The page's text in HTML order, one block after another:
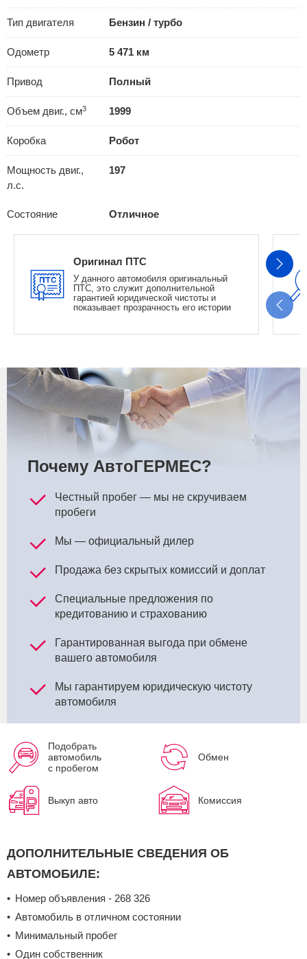
Тип двигателя Бензин / турбо
Одометр 5 471 км
Привод Полный
Объем двиг., см3 1999
Коробка Робот
Мощность двиг.,
л.с.
197
Состояние Отличное
Оригинал ПТС
У данного автомобиля оригинальный
ПТС, это служит дополнительной
гарантией юридической чистоты и
показывает прозрачность его истории
Почему АвтоГЕРМЕС?
Честный пробег — мы не скручиваем
пробеги
Мы — официальный дилер
Продажа без скрытых комиссий и доплат
Специальные предложения по
кредитованию и страхованию
Гарантированная выгода при обмене
вашего автомобиля
Мы гарантируем юридическую чистоту
автомобиля
Подобрать
автомобиль
с пробегом
Обмен
Выкуп авто Комиссия
ДОПОЛНИТЕЛЬНЫЕ СВЕДЕНИЯ ОБ
АВТОМОБИЛЕ:
Номер объявления - 268 326
Автомобиль в отличном состоянии
Минимальный пробег
Один собственник